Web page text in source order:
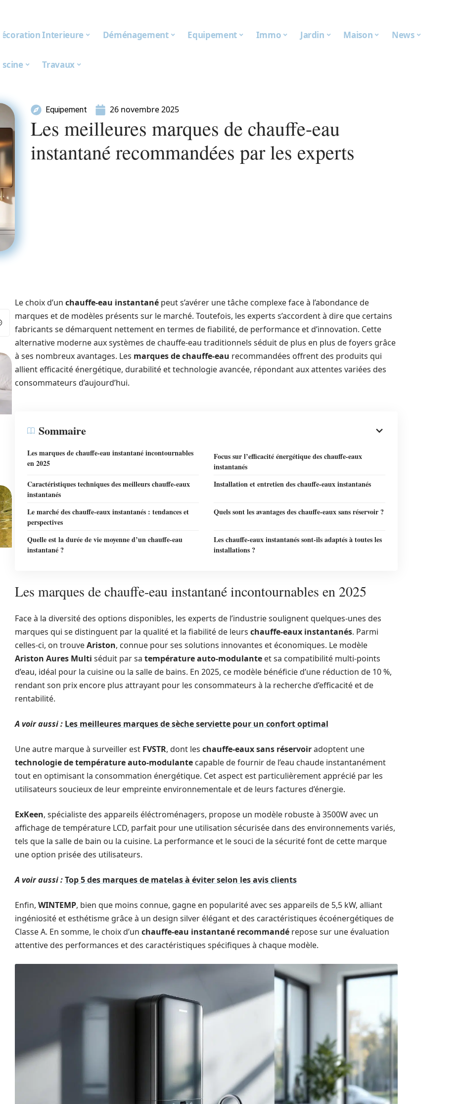
Décoration Interieure Déménagement Equipement Immo Jardin Maison News
Piscine Travaux
Equipement 26 novembre 2025
Les meilleures marques de chauffe-eau
instantané recommandées par les experts
Le choix d’un chauffe-eau instantané peut s’avérer une tâche complexe face à l’abondance de
marques et de modèles présents sur le marché. Toutefois, les experts s’accordent à dire que certains
fabricants se démarquent nettement en termes de fiabilité, de performance et d’innovation. Cette
alternative moderne aux systèmes de chauffe-eau traditionnels séduit de plus en plus de foyers grâce
à ses nombreux avantages. Les marques de chauffe-eau recommandées offrent des produits qui
allient efficacité énergétique, durabilité et technologie avancée, répondant aux attentes variées des
consommateurs d’aujourd’hui.
Sommaire
Les marques de chauffe-eau instantané incontournables
en 2025
Focus sur l’efficacité énergétique des chauffe-eaux
instantanés
Caractéristiques techniques des meilleurs chauffe-eaux
instantanés
Installation et entretien des chauffe-eaux instantanés
Le marché des chauffe-eaux instantanés : tendances et
perspectives
Quels sont les avantages des chauffe-eaux sans réservoir ?
Quelle est la durée de vie moyenne d’un chauffe-eau
instantané ?
Les chauffe-eaux instantanés sont-ils adaptés à toutes les
installations ?
Les marques de chauffe-eau instantané incontournables en 2025
Face à la diversité des options disponibles, les experts de l’industrie soulignent quelques-unes des
marques qui se distinguent par la qualité et la fiabilité de leurs chauffe-eaux instantanés. Parmi
celles-ci, on trouveAriston, connue pour ses solutions innovantes et économiques. Le modèle
Ariston Aures Multi séduit par sa température auto-modulante et sa compatibilité multi-points
d’eau, idéal pour la cuisine ou la salle de bains. En 2025, ce modèle bénéficie d’une réduction de 10 %,
rendant son prix encore plus attrayant pour les consommateurs à la recherche d’efficacité et de
rentabilité.
A voir aussi : Les meilleures marques de sèche serviette pour un confort optimal
Une autre marque à surveiller est FVSTR, dont les chauffe-eaux sans réservoiradoptent une
technologie de température auto-modulante capable de fournir de l’eau chaude instantanément
tout en optimisant la consommation énergétique. Cet aspect est particulièrement apprécié par les
utilisateurs soucieux de leur empreinte environnementale et de leurs factures d’énergie.
ExKeen, spécialiste des appareils éléctroménagers, propose un modèle robuste à 3500W avec un
affichage de température LCD, parfait pour une utilisation sécurisée dans des environnements variés,
tels que la salle de bain ou la cuisine. La performance et le souci de la sécurité font de cette marque
une option prisée des utilisateurs.
A voir aussi :Top 5 des marques de matelas à éviter selon les avis clients
Enfin, WINTEMP, bien que moins connue, gagne en popularité avec ses appareils de 5,5 kW, alliant
ingéniosité et esthétisme grâce à un design silver élégant et des caractéristiques écoénergétiques de
Classe A. En somme, le choix d’un chauffe-eau instantané recommandé repose sur une évaluation
attentive des performances et des caractéristiques spécifiques à chaque modèle.